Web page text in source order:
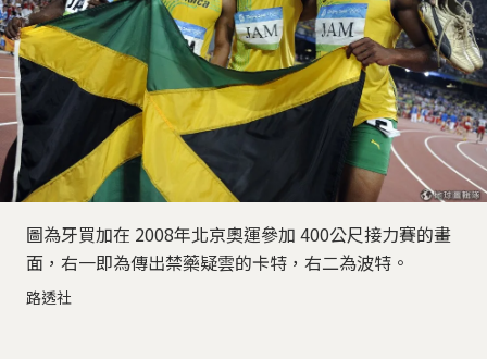
圖為牙買加在 2008年北京奧運參加 400公尺接力賽的畫
面，右一即為傳出禁藥疑雲的卡特，右二為波特。
路透社